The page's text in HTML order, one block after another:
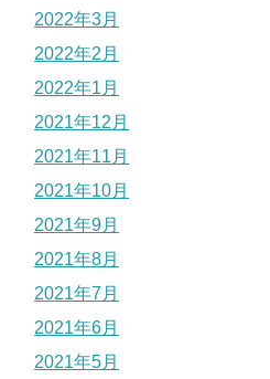
2022年3月
2022年2月
2022年1月
2021年12月
2021年11月
2021年10月
2021年9月
2021年8月
2021年7月
2021年6月
2021年5月